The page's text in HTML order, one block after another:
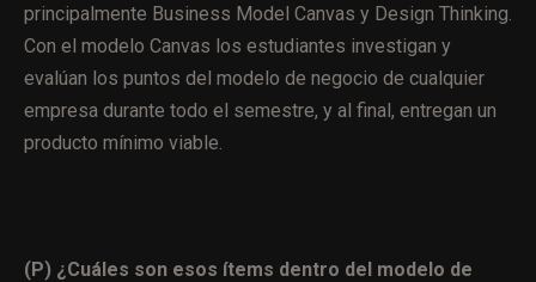
principalmente Business Model Canvas y Design Thinking.
Con el modelo Canvas los estudiantes investigan y
evalúan los puntos del modelo de negocio de cualquier
empresa durante todo el semestre, y al final, entregan un
producto mínimo viable.
(P) ¿Cuáles son esos ítems dentro del modelo de